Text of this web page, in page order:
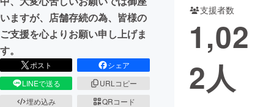
いますが、店舗存続の為、皆様の
ご支援を心よりお願い申し上げま
す。
ポスト
シェア
LINEで送る
URLコピー
埋め込み
QRコード
支援者数
1,02
2人